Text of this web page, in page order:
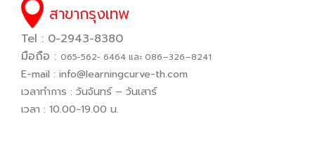
สาขากรุงเทพ
Tel : 0-2943-8380
มือถือ : 065−562− 6464 และ 086–326–8241
E-mail : info@learningcurve-th.com
เวลาทำการ : วันจันทร์ – วันเสาร์
เวลา : 10.00-19.00 น.